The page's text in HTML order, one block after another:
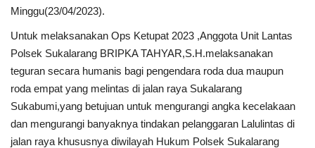
Olahraga
Kesehatan
Layanan Publik
Perempuan/Anak
Minggu(23/04/2023).
Untuk melaksanakan Ops Ketupat 2023 ,Anggota Unit Lantas
Polsek Sukalarang BRIPKA TAHYAR,S.H.melaksanakan
teguran secara humanis bagi pengendara roda dua maupun
roda empat yang melintas di jalan raya Sukalarang
Sukabumi,yang betujuan untuk mengurangi angka kecelakaan
dan mengurangi banyaknya tindakan pelanggaran Lalulintas di
jalan raya khususnya diwilayah Hukum Polsek Sukalarang